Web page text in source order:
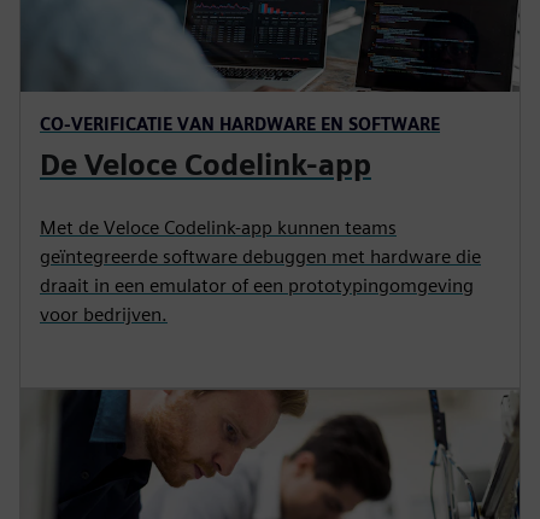
CO-VERIFICATIE VAN HARDWARE EN SOFTWARE
De Veloce Codelink-app
Met de Veloce Codelink-app kunnen teams
geïntegreerde software debuggen met hardware die
draait in een emulator of een prototypingomgeving
voor bedrijven.